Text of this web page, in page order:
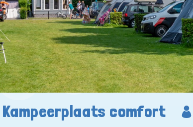
Kampeerplaats comfort